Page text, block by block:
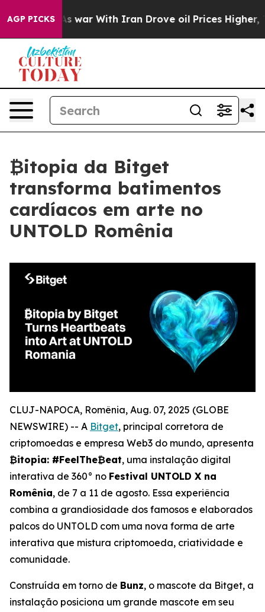
AGP PICKS
As war With Iran Drove oil Prices Higher, Trump
₿itopia da Bitget
transforma batimentos
cardíacos em arte no
UNTOLD Romênia
CLUJ-NAPOCA, Romênia, Aug. 07, 2025 (GLOBE
NEWSWIRE) -- A Bitget, principal corretora de
criptomoedas e empresa Web3 do mundo, apresenta
₿itopia: #FeelThe₿eat, uma instalação digital
interativa de 360° no Festival UNTOLD X na
Romênia, de 7 a 11 de agosto. Essa experiência
combina a grandiosidade dos famosos e elaborados
palcos do UNTOLD com uma nova forma de arte
interativa que mistura criptomoeda, criatividade e
comunidade.
Construída em torno de Bunz, o mascote da Bitget, a
instalação posiciona um grande mascote em seu